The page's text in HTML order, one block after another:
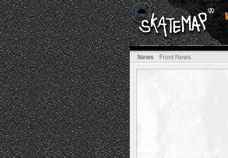
News Front News